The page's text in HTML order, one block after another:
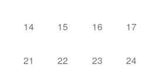
0 évènement,
14 0 évènement,
15 0 évènement,
16 0
17
0 évènement,
21 0 évènement,
22 0 évènement,
23 0
24